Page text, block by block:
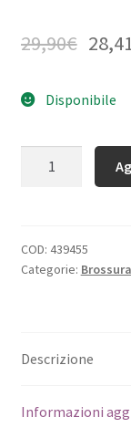
29,90€
Disponibile
COD: 439455
Categorie:
Descrizione
Informazioni